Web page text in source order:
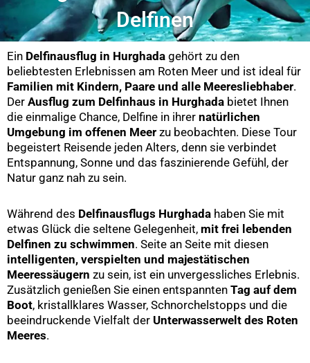
Delfinen
Ein Delfinausflug in Hurghada gehört zu den
beliebtesten Erlebnissen am Roten Meer und ist ideal für
Familien mit Kindern, Paare und alle Meeresliebhaber.
Der Ausflug zum Delfinhaus in Hurghada bietet Ihnen
die einmalige Chance, Delfine in ihrer natürlichen
Umgebung im offenen Meer zu beobachten. Diese Tour
begeistert Reisende jeden Alters, denn sie verbindet
Entspannung, Sonne und das faszinierende Gefühl, der
Natur ganz nah zu sein.
Während des Delfinausflugs Hurghada haben Sie mit
etwas Glück die seltene Gelegenheit, mit frei lebenden
Delfinen zu schwimmen. Seite an Seite mit diesen
intelligenten, verspielten und majestätischen
Meeressäugern zu sein, ist ein unvergessliches Erlebnis.
Zusätzlich genießen Sie einen entspannten Tag auf dem
Boot, kristallklares Wasser, Schnorchelstopps und die
beeindruckende Vielfalt der Unterwasserwelt des Roten
Meeres.